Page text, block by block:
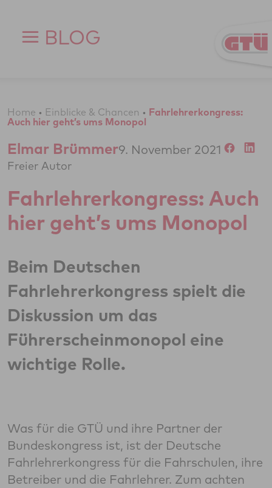
BLOG
Home • Einblicke & Chancen • Fahrlehrerkongress:
Auch hier geht’s ums Monopol
Elmar Brümmer
Freier Autor
9. November 2021
Fahrlehrerkongress: Auch
hier geht’s ums Monopol
Beim Deutschen
Fahrlehrerkongress spielt die
Diskussion um das
Führerscheinmonopol eine
wichtige Rolle.
Was für die GTÜ und ihre Partner der
Bundeskongress ist, ist der Deutsche
Fahrlehrerkongress für die Fahrschulen, ihre
Betreiber und die Fahrlehrer. Zum achten